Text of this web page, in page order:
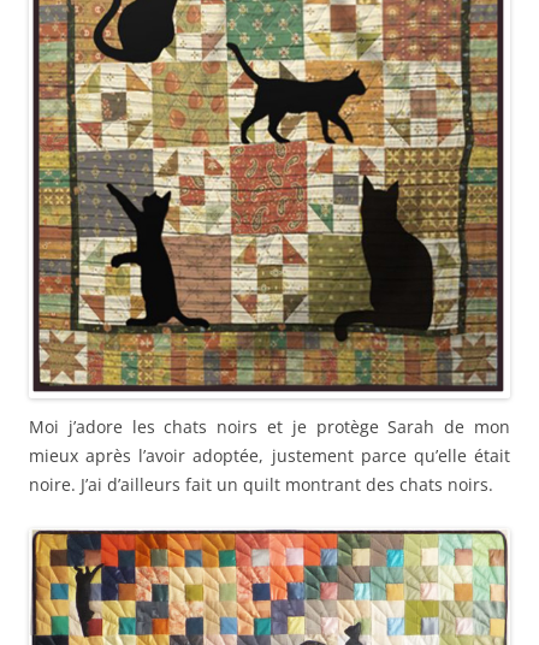
Moi j’adore les chats noirs et je protège Sarah de mon
mieux après l’avoir adoptée, justement parce qu’elle était
noire. J’ai d’ailleurs fait un quilt montrant des chats noirs.